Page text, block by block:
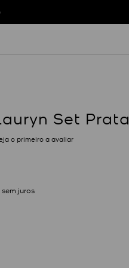
Set Prata
o primeiro a avaliar
sem juros